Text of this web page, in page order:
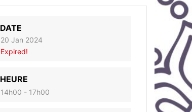
DATE
20 Jan 2024
Expired!
HEURE
14h00 - 17h00